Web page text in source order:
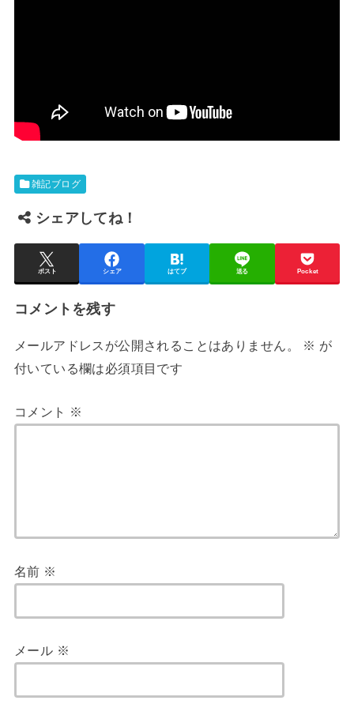
雑記ブログ
シェアしてね！
ポスト シェア はてブ 送る Pocket
コメントを残す
メールアドレスが公開されることはありません。 ※ が
付いている欄は必須項目です
コメント ※
名前 ※
メール ※